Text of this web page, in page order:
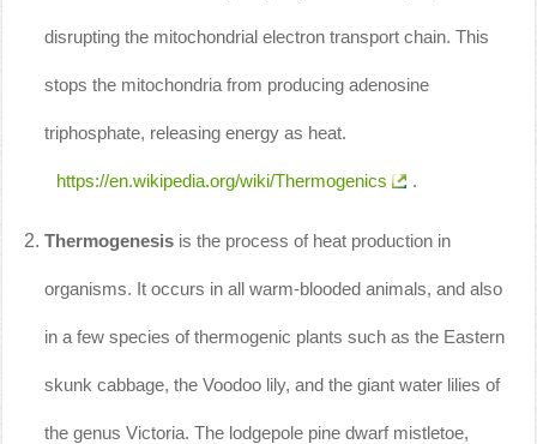
disrupting the mitochondrial electron transport chain. This
stops the mitochondria from producing adenosine
triphosphate, releasing energy as heat.
https://en.wikipedia.org/wiki/Thermogenics .
Thermogenesis is the process of heat production in
organisms. It occurs in all warm-blooded animals, and also
in a few species of thermogenic plants such as the Eastern
skunk cabbage, the Voodoo lily, and the giant water lilies of
the genus Victoria. The lodgepole pine dwarf mistletoe,